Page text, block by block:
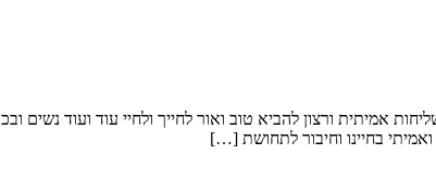
אמיתית ורצון להביא טוב ואור לחייך ולחיי עוד ועוד
בחיינו וחיבור לתחושת […]